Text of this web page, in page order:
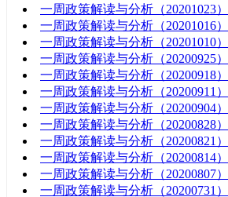
一周政策解读与分析（20201023）
一周政策解读与分析（20201016）
一周政策解读与分析（20201010）
一周政策解读与分析（20200925）
一周政策解读与分析（20200918）
一周政策解读与分析（20200911）
一周政策解读与分析（20200904）
一周政策解读与分析（20200828）
一周政策解读与分析（20200821）
一周政策解读与分析（20200814）
一周政策解读与分析（20200807）
一周政策解读与分析（20200731）